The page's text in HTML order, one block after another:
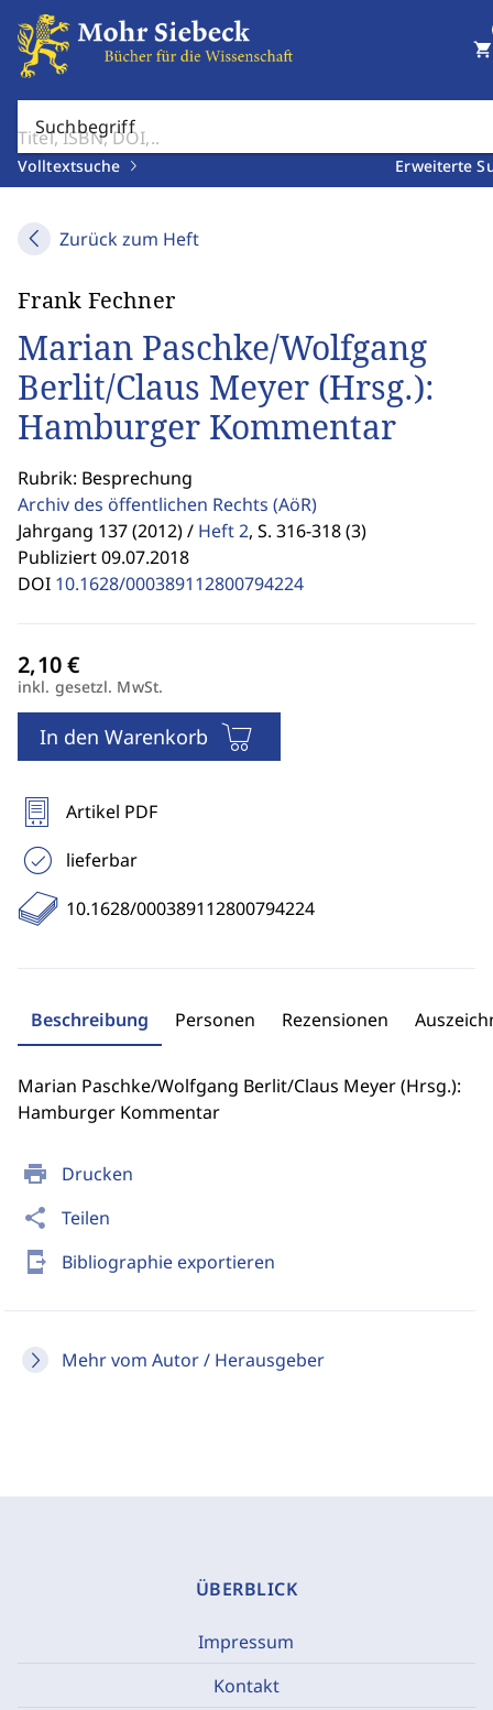
Suchbegriff
Volltextsuche Erweiterte
shopping_cart
Zurück zum Heft
print Drucken
share Teilen
send_to_mobile Bibliographie exportieren
Mehr vom Autor / Herausgeber
Frank Fechner
Marian Paschke/Wolfgang
Berlit/Claus Meyer (Hrsg.):
Hamburger Kommentar
Rubrik: Besprechung
Archiv des öffentlichen Rechts (AöR)
Jahrgang 137 (2012) / Heft 2, S. 316-318 (3)
Publiziert 09.07.2018
DOI 10.1628/000389112800794224
inkl. gesetzl. MwSt.
In den Warenkorb
Artikel PDF
lieferbar
10.1628/000389112800794224
Beschreibung Personen Rezensionen
Marian Paschke/Wolfgang Berlit/Claus Meyer (Hrsg.):
Hamburger Kommentar
ÜBERBLICK
Impressum
Kontakt